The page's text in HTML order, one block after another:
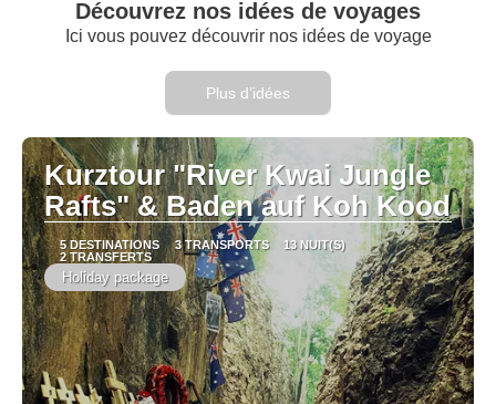
Découvrez nos idées de voyages
Ici vous pouvez découvrir nos idées de voyage
Plus d’idées
Kurztour "River Kwai Jungle
Rafts" & Baden auf Koh Kood
5 DESTINATIONS 3 TRANSPORTS
13 NUIT(S)
2 TRANSFERTS
Holiday package